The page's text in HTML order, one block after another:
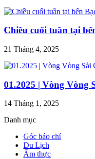
Chiều cuối tuần tại
21 Tháng 4, 2025
01.2025 | Vòng Vòng
14 Tháng 1, 2025
Danh mục
Góc báo chí
Du Lịch
Ẩm thực